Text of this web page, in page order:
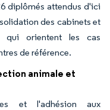
diplômés attendus d'ici
des cabinets et
qui orientent les cas
de référence.
animale et
et l'adhésion aux